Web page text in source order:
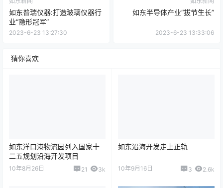
如东普瑞仪器:打造玻璃仪器行
业“隐形冠军”
2023-6-23 13:27:30
如东半导体产业“拔节生长”
2023-6-23 13:33:06
猜你喜欢
如东洋口港物流园列入国家十
二五规划沿海开发项目
10年8月26日 21 3k
如东沿海开发走上正轨
10年9月16日 3 2.6k